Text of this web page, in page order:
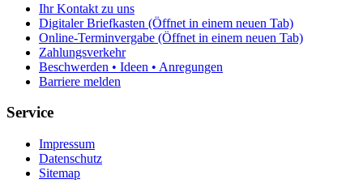
Ihr Kontakt zu uns
Digitaler Briefkasten (Öffnet in einem neuen Tab)
Online-Terminvergabe (Öffnet in einem neuen Tab)
Zahlungsverkehr
Beschwerden • Ideen • Anregungen
Barriere melden
Service
Impressum
Datenschutz
Sitemap